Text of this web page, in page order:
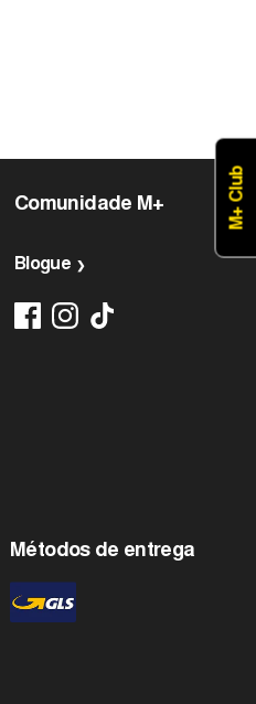
Comunidade M+
Blogue
Métodos de entrega
M+ Club